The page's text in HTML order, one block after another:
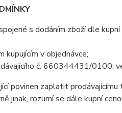
s dodáním zboží dle kupní
kupujícím v objednávce;
č. 660344431/0100,
povinen zaplatit prodávajícímu
jinak, rozumí se dále kupní